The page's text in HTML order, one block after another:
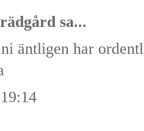
sa...
äntligen har